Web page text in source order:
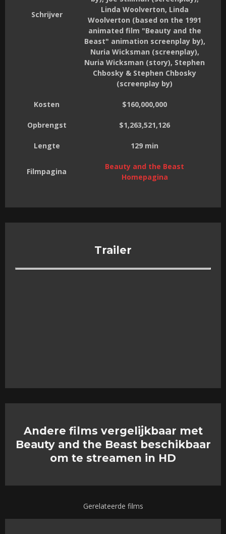
Schrijver
Linda Woolverton, Linda
Woolverton (based on the 1991
animated film "Beauty and the
Beast" animation screenplay by),
Nuria Wicksman (screenplay),
Nuria Wicksman (story), Stephen
Chbosky & Stephen Chbosky
(screenplay by)
Kosten $160,000,000
Opbrengst $1,263,521,126
Lengte 129 min
Filmpagina
Beauty and the Beast
Homepagina
Trailer
Andere films vergelijkbaar met
Beauty and the Beast beschikbaar
om te streamen in HD
Gerelateerde films